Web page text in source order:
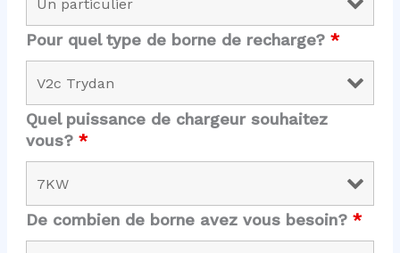
Pour quel type de borne de recharge? *
Quel puissance de chargeur souhaitez
vous? *
De combien de borne avez vous besoin? *